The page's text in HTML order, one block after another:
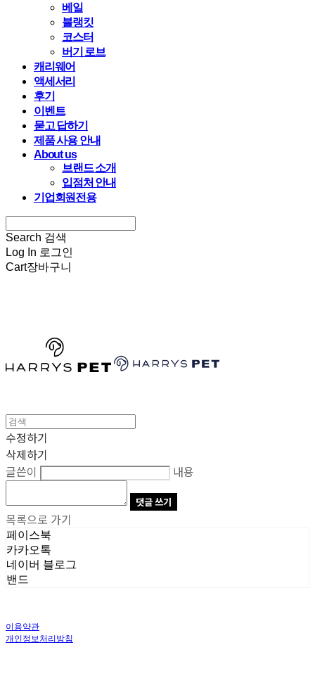
베일
블랭킷
코스터
버기 로브
캐리웨어
액세서리
후기
이벤트
묻고 답하기
제품 사용 안내
About us
브랜드 소개
입점처 안내
기업회원전용
Search 검색
Log In 로그인
Cart장바구니
수정하기
삭제하기
글쓴이
내용
댓글 쓰기
목록으로 가기
페이스북
카카오톡
네이버 블로그
밴드
이용약관
개인정보처리방침